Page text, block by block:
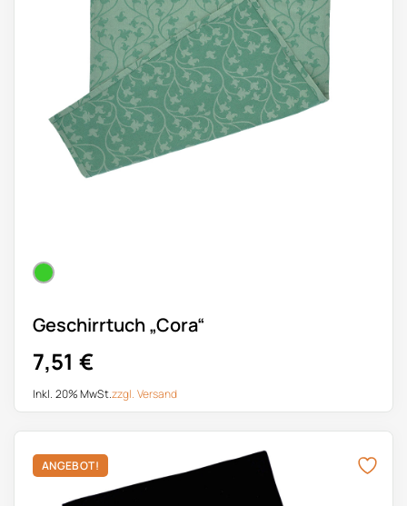
Geschirrtuch „Cora“
7,51 €
Inkl. 20% MwSt.zzgl. Versand
ANGEBOT!
Dieses Produkt weist mehrere Varianten auf. Die Optionen